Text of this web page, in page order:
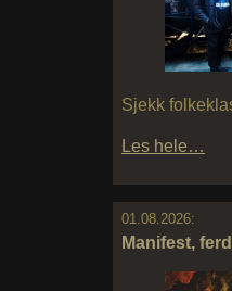
Sjekk
Les hele…
01.08.2026:
Manifest,